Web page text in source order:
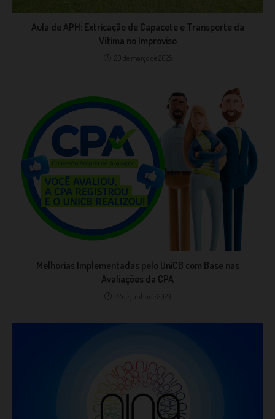
Aula de APH: Extricação de Capacete e Transporte da
Vítima no Improviso
20 de março de 2025
Melhorias Implementadas pelo UniCB com Base nas
Avaliações da CPA
22 de junho de 2023